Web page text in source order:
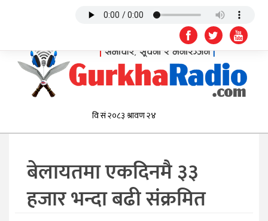
बेलायतमा एकदिनमै ३३
हजार भन्दा बढी संक्रमित